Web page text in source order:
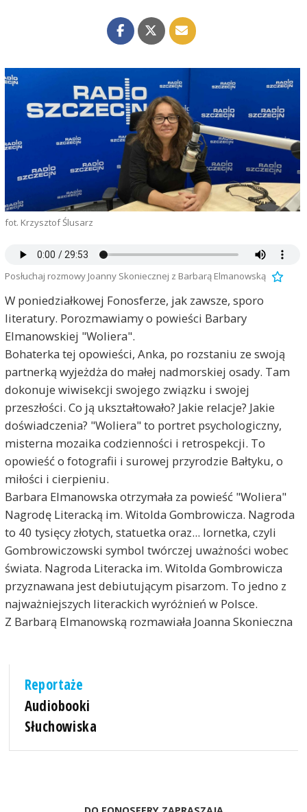
fot. Krzysztof Ślusarz
Posłuchaj rozmowy Joanny Skoniecznej z Barbarą Elmanowską
W poniedziałkowej Fonosferze, jak zawsze, sporo
literatury. Porozmawiamy o powieści Barbary
Elmanowskiej "Woliera".
Bohaterka tej opowieści, Anka, po rozstaniu ze swoją
partnerką wyjeżdża do małej nadmorskiej osady. Tam
dokonuje wiwisekcji swojego związku i swojej
przeszłości. Co ją ukształtowało? Jakie relacje? Jakie
doświadczenia? "Woliera" to portret psychologiczny,
misterna mozaika codzienności i retrospekcji. To
opowieść o fotografii i surowej przyrodzie Bałtyku, o
miłości i cierpieniu.
Barbara Elmanowska otrzymała za powieść "Woliera"
Nagrodę Literacką im. Witolda Gombrowicza. Nagroda
to 40 tysięcy złotych, statuetka oraz... lornetka, czyli
Gombrowiczowski symbol twórczej uważności wobec
świata. Nagroda Literacka im. Witolda Gombrowicza
przyznawana jest debiutującym pisarzom. To jedno z
najważniejszych literackich wyróżnień w Polsce.
Z Barbarą Elmanowską rozmawiała Joanna Skonieczna
Reportaże
Audiobooki
Słuchowiska